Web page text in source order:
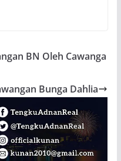
BN Oleh Cawanga
Bunga Dahlia